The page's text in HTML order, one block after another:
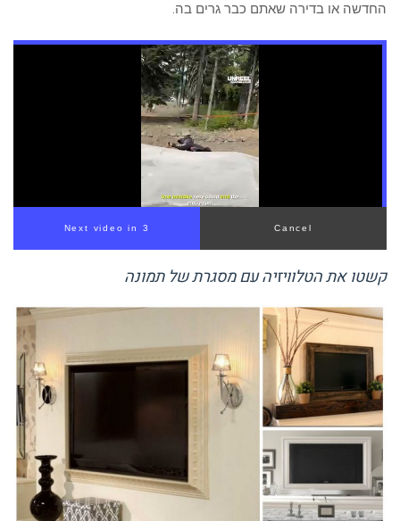
החדשה או בדירה שאתם כבר גרים בה.
Next video in 1 Cancel
קשטו את הטלוויזיה עם מסגרת של תמונה